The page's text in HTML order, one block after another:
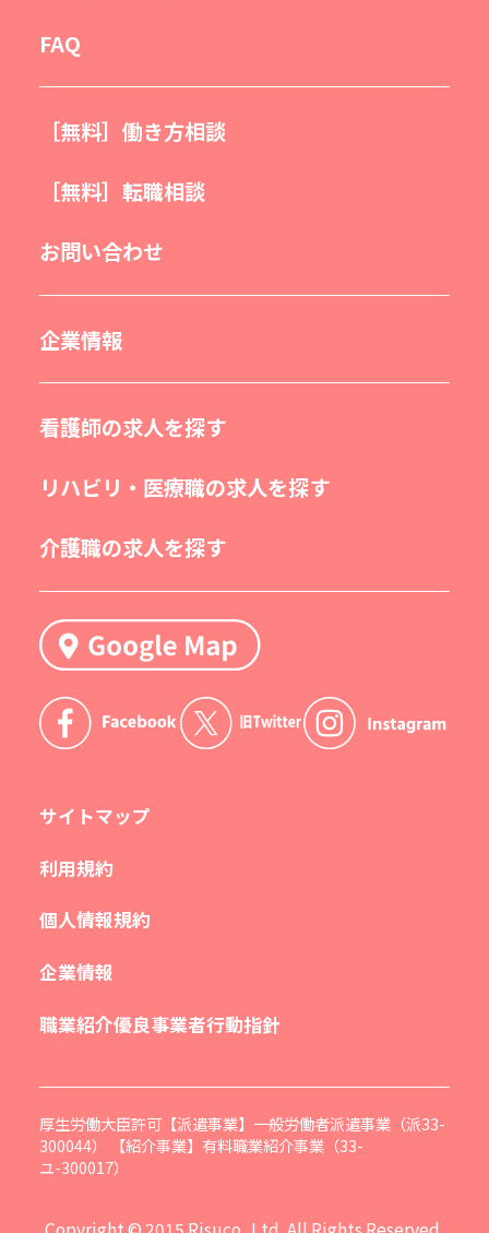
FAQ
［無料］働き方相談
［無料］転職相談
お問い合わせ
企業情報
看護師の求人を探す
リハビリ・医療職の求人を探す
介護職の求人を探す
サイトマップ
利用規約
個人情報規約
企業情報
職業紹介優良事業者行動指針
厚生労働大臣許可【派遣事業】一般労働者派遣事業（派33-
300044） 【紹介事業】有料職業紹介事業（33-
ユ-300017）